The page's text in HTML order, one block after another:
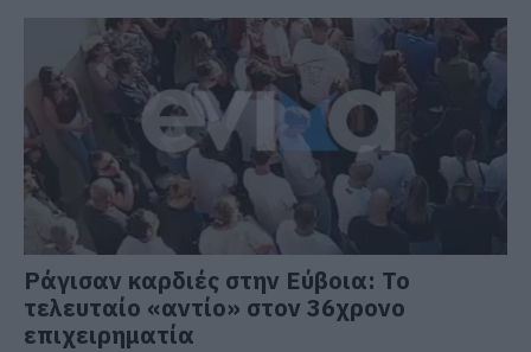
Ράγισαν καρδιές στην Εύβοια: Το
τελευταίο «αντίο» στον 36χρονο
επιχειρηματία